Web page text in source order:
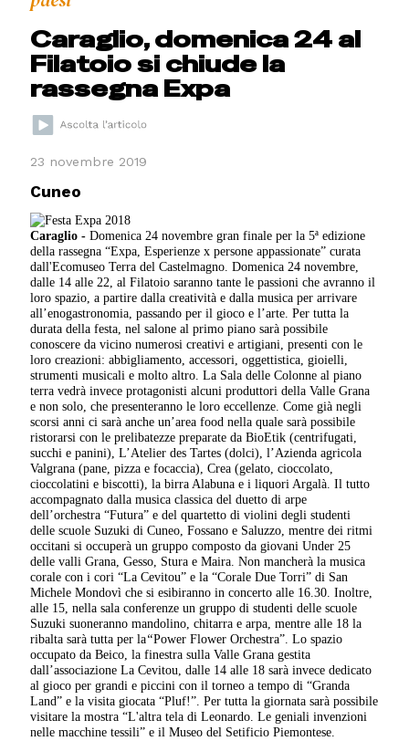
Caraglio, domenica 24 al
Filatoio si chiude la
rassegna Expa
23 novembre 2019
Cuneo
Caraglio -Domenica 24 novembre gran finale per la 5ª edizione
della rassegna “Expa, Esperienze x persone appassionate” curata
dall'Ecomuseo Terra del Castelmagno. Domenica 24 novembre,
dalle 14 alle 22, al Filatoio saranno tante le passioni che avranno il
loro spazio, a partire dalla creatività e dalla musica per arrivare
all’enogastronomia, passando per il gioco e l’arte. Per tutta la
durata della festa, nel salone al primo piano sarà possibile
conoscere da vicino numerosi creativi e artigiani, presenti con le
loro creazioni: abbigliamento, accessori, oggettistica, gioielli,
strumenti musicali e molto altro. La Sala delle Colonne al piano
terra vedrà invece protagonisti alcuni produttori della Valle Grana
e non solo, che presenteranno le loro eccellenze. Come già negli
scorsi anni ci sarà anche un’area food nella quale sarà possibile
ristorarsi con le prelibatezze preparate da BioEtik (centrifugati,
succhi e panini), L’Atelier des Tartes (dolci), l’Azienda agricola
Valgrana (pane, pizza e focaccia), Crea (gelato, cioccolato,
cioccolatini e biscotti), la birra Alabuna e i liquori Argalà. Il tutto
accompagnato dalla musica classica del duetto di arpe
dell’orchestra “Futura” e del quartetto di violini degli studenti
delle scuole Suzuki di Cuneo, Fossano e Saluzzo, mentre dei ritmi
occitani si occuperà un gruppo composto da giovani Under 25
delle valli Grana, Gesso, Stura e Maira. Non mancherà la musica
corale con i cori “La Cevitou” e la “Corale Due Torri” di San
Michele Mondovì che si esibiranno in concerto alle 16.30. Inoltre,
alle 15, nella sala conferenze un gruppo di studenti delle scuole
Suzuki suoneranno mandolino, chitarra e arpa, mentre alle 18 la
ribalta sarà tutta per la“Power Flower Orchestra”. Lo spazio
occupato da Beico, la finestra sulla Valle Grana gestita
dall’associazione La Cevitou, dalle 14 alle 18 sarà invece dedicato
al gioco per grandi e piccini con il torneo a tempo di “Granda
Land” e la visita giocata “Pluf!”. Per tutta la giornata sarà possibile
visitare la mostra “L'altra tela di Leonardo. Le geniali invenzioni
nelle macchine tessili” e il Museo del Setificio Piemontese.